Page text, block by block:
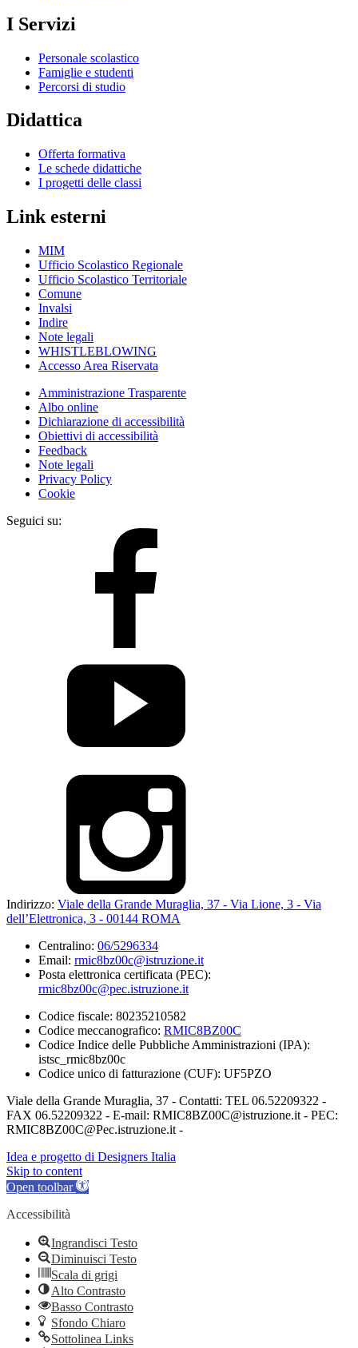
I Servizi
Personale scolastico
Famiglie e studenti
Percorsi di studio
Didattica
Offerta formativa
Le schede didattiche
I progetti delle classi
Link esterni
MIM
Ufficio Scolastico Regionale
Ufficio Scolastico Territoriale
Comune
Invalsi
Indire
Note legali
WHISTLEBLOWING
Accesso Area Riservata
Amministrazione Trasparente
Albo online
Dichiarazione di accessibilità
Obiettivi di accessibilità
Feedback
Note legali
Privacy Policy
Cookie
Seguici su:
Indirizzo: Viale della Grande Muraglia, 37 - Via Lione, 3 - Via
dell’Elettronica, 3 - 00144 ROMA
Centralino: 06/5296334
Email: rmic8bz00c@istruzione.it
Posta elettronica certificata (PEC):
rmic8bz00c@pec.istruzione.it
Codice fiscale: 80235210582
Codice meccanografico: RMIC8BZ00C
Codice Indice delle Pubbliche Amministrazioni (IPA):
istsc_rmic8bz00c
Codice unico di fatturazione (CUF): UF5PZO
Viale della Grande Muraglia, 37 - Contatti: TEL 06.52209322 -
FAX 06.52209322 - E-mail: RMIC8BZ00C@istruzione.it - PEC:
RMIC8BZ00C@Pec.istruzione.it -
Idea e progetto di Designers Italia
Skip to content
Open toolbar
Accessibilità
Ingrandisci Testo
Diminuisci Testo
Scala di grigi
Alto Contrasto
Basso Contrasto
Sfondo Chiaro
Sottolinea Links